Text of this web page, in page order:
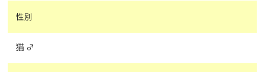
性別
猫 ♂